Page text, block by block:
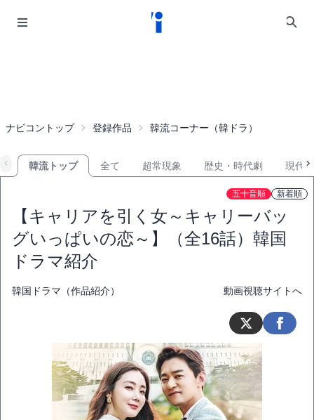
ナビコントップ 登録作品 韓流コーナー（韓ドラ）
韓流トップ 全て 超常現象 歴史・時代劇 現代
五十音順 新着順
【キャリアを引く女～キャリーバッ
グいっぱいの恋～】（全16話）韓国
ドラマ紹介
韓国ドラマ（作品紹介） 動画視聴サイトへ